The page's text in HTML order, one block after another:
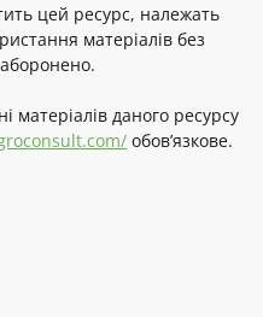
цей ресурс, належать
матеріалів без
матеріалів даного ресурсу
обов’язкове.